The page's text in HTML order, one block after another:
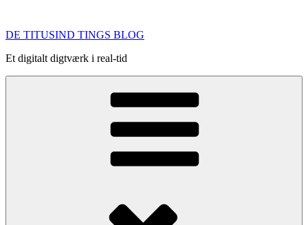
indhold
DE TITUSIND TINGS BLOG
Et digitalt digtværk i real-tid